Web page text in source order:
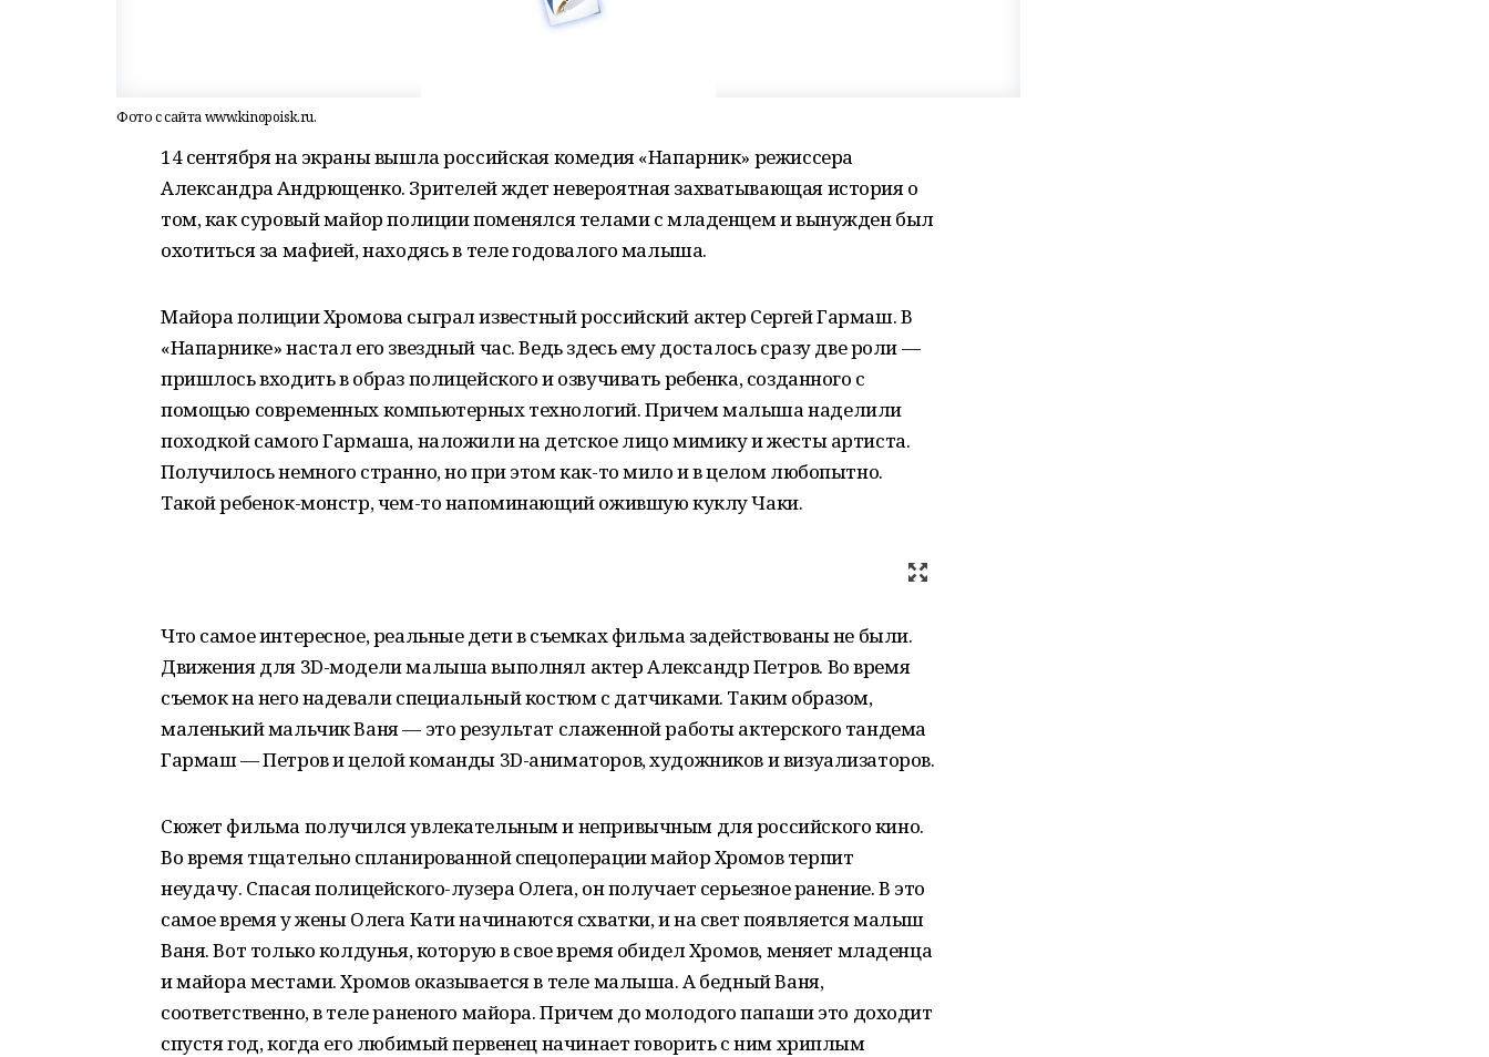
Фото с сайта www.kinopoisk.ru.
14 сентября на экраны вышла российская комедия «Напарник» режиссера
Александра Андрющенко. Зрителей ждет невероятная захватывающая история о
том, как суровый майор полиции поменялся телами с младенцем и вынужден был
охотиться за мафией, находясь в теле годовалого малыша.
Майора полиции Хромова сыграл известный российский актер Сергей Гармаш. В
«Напарнике» настал его звездный час. Ведь здесь ему досталось сразу две роли —
пришлось входить в образ полицейского и озвучивать ребенка, созданного с
помощью современных компьютерных технологий. Причем малыша наделили
походкой самого Гармаша, наложили на детское лицо мимику и жесты артиста.
Получилось немного странно, но при этом как-то мило и в целом любопытно.
Такой ребенок-монстр, чем-то напоминающий ожившую куклу Чаки.
Что самое интересное, реальные дети в съемках фильма задействованы не были.
Движения для 3D-модели малыша выполнял актер Александр Петров. Во время
съемок на него надевали специальный костюм с датчиками. Таким образом,
маленький мальчик Ваня — это результат слаженной работы актерского тандема
Гармаш — Петров и целой команды 3D-аниматоров, художников и визуализаторов.
Сюжет фильма получился увлекательным и непривычным для российского кино.
Во время тщательно спланированной спецоперации майор Хромов терпит
неудачу. Спасая полицейского-лузера Олега, он получает серьезное ранение. В это
самое время у жены Олега Кати начинаются схватки, и на свет появляется малыш
Ваня. Вот только колдунья, которую в свое время обидел Хромов, меняет младенца
и майора местами. Хромов оказывается в теле малыша. А бедный Ваня,
соответственно, в теле раненого майора. Причем до молодого папаши это доходит
спустя год, когда его любимый первенец начинает говорить с ним хриплым